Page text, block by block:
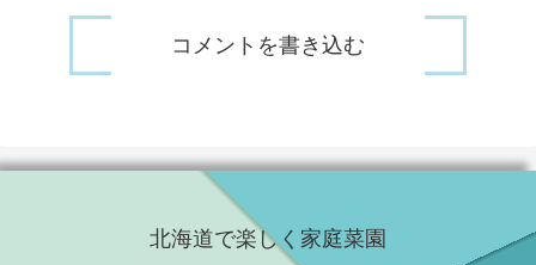
コメントを書き込む
北海道で楽しく家庭菜園